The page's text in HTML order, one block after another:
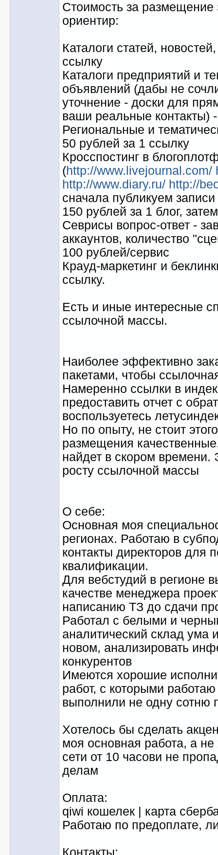
Стоимость за размещение
ориентир:
Каталоги статей,
ссылку
Каталоги предприятий и
объявлений (дабы не
уточнение - доски для
ваши реальные контакты)
Региональные и
50 рублей за 1 ссылку
Кросспостинг в
(http://www.livejournal.com/
http://www.diary.ru/ http://
сначала публикуем
150 рублей за 1 блог,
Севрисы вопрос-ответ -
аккаунтов, количество
100 рублей/сервис
Крауд-маркетинг и
ссылку.
Есть и иные интересные
ссылочной массы.
Наиболее эффективно
пакетами, чтобы
Намеренно ссылки в
предоставить отчет с
воспользуетесь
Но по опыту, не стоит
размещения
найдет в скором времени.
росту ссылочной массы
О себе:
Основная моя
регионах. Работаю в
контакты директоров для
квалификации.
Для вебстудий в регионе
качестве менеджера
написанию ТЗ до сдачи
Работал с белыми и
аналитический склад ума
новом, анализировать
конкурентов
Имеются хорошие
работ, с которыми
выполнили не одну сотню
Хотелось бы сделать
моя основная работа, а
сети от 10 часови не
делам
Оплата:
qiwi кошелек | карта
Работаю по предоплате,
Контакты: